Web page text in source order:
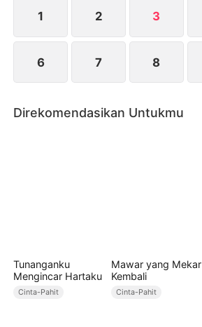
1 2 3
6 7 8
Direkomendasikan Untukmu
Tunanganku
Mengincar Hartaku
Cinta-Pahit
Mawar yang Mekar
Kembali
Cinta-Pahit